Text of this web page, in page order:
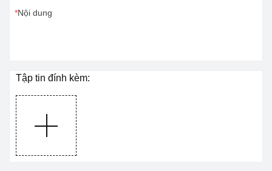
Nội dung
Tập tin đính kèm: